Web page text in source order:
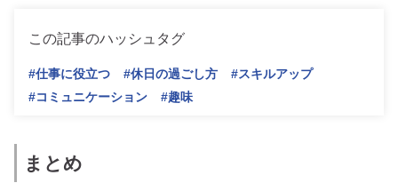
この記事のハッシュタグ
#仕事に役立つ #休日の過ごし方
#スキルアップ
#コミュニケーション
#趣味
まとめ